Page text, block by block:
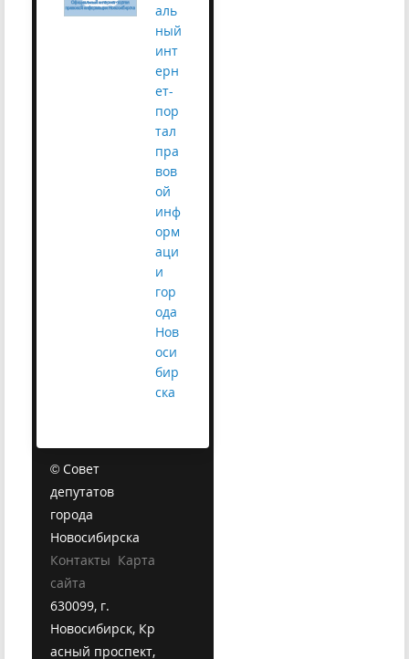
аль
ный
инт
ерн
ет-
пор
тал
пра
вов
ой
инф
орм
аци
и
гор
ода
Нов
оси
бир
ска
© Совет
депутатов
города
Новосибирска
Контакты Карта
сайта
630099, г.
Новосибирск, Кр
асный проспект,